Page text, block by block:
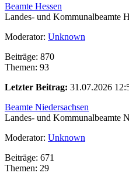
Beamte Hessen
Landes- und Kommunalbeamte
Moderator: Unknown
Beiträge: 870
Themen: 93
Letzter Beitrag: 31.07.2026
Beamte Niedersachsen
Landes- und Kommunalbeamte
Moderator: Unknown
Beiträge: 671
Themen: 29